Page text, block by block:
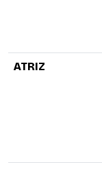
ATRIZ